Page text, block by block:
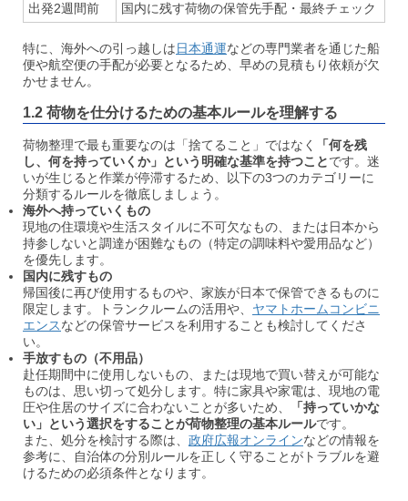
出発2週間前
国内に残す荷物の保管先手配・最終チェック
特に、海外への引っ越しは日本通運などの専門業者を通じた船
便や航空便の手配が必要となるため、早めの見積もり依頼が欠
かせません。
1.2 荷物を仕分けるための基本ルールを理解する
荷物整理で最も重要なのは「捨てること」ではなく
「何を残
し、何を持っていくか」という明確な基準を持つことです。迷
いが生じると作業が停滞するため、以下の3つのカテゴリーに
分類するルールを徹底しましょう。
海外へ持っていくもの
現地の住環境や生活スタイルに不可欠なもの、または日本から
持参しないと調達が困難なもの（特定の調味料や愛用品など）
を優先します。
国内に残すもの
帰国後に再び使用するものや、家族が日本で保管できるものに
限定します。トランクルームの活用や、 ヤマトホームコンビニ
エンスなどの保管サービスを利用することも検討してくださ
い。
手放すもの（不用品）
赴任期間中に使用しないもの、または現地で買い替えが可能な
ものは、思い切って処分します。特に家具や家電は、現地の電
圧や住居のサイズに合わないことが多いため、
「持っていかな
い」という選択をすることが荷物整理の基本ルールです。
また、処分を検討する際は、 政府広報オンラインなどの情報を
参考に、自治体の分別ルールを正しく守ることがトラブルを避
けるための必須条件となります。